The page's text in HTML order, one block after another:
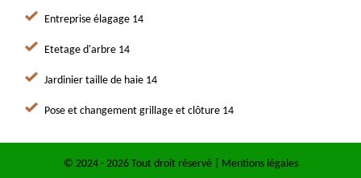
Entreprise élagage 14
Etetage d'arbre 14
Jardinier taille de haie 14
Pose et changement grillage et clôture 14
© 2024 - 2026 Tout droit réservé | Mentions légales